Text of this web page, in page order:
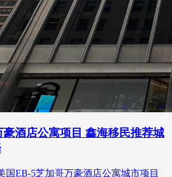
酒店公寓项目 鑫海移民推荐城
国EB-5芝加哥万豪酒店公寓城市项目